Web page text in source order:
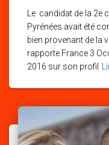
Le candidat de la
Pyrénées avait été
bien provenant de la
rapporte France 3
2016 sur son profil